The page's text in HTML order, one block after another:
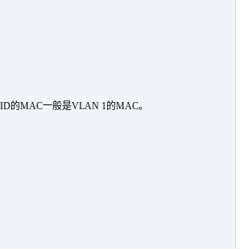
的MAC一般是VLAN 1的MAC。